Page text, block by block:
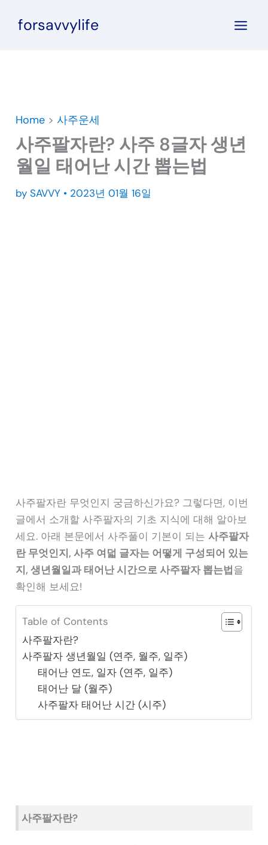
forsavvylife
Home >사주운세
사주팔자란? 사주 8글자 생년
월일 태어난 시간 뽑는법
by SAVVY • 2023년 01월 16일
사주팔자란 무엇인지 궁금하신가요? 그렇다면, 이번
글에서 소개할 사주팔자의 기초 지식에 대해 알아보
세요. 아래 본문에서 사주풀이 기본이 되는사주팔자
란 무엇인지, 사주 여덟 글자는 어떻게 구성되어 있는
지, 생년월일과 태어난 시간으로 사주팔자 뽑는법을
확인해 보세요!
Table of Contents
사주팔자란?
사주팔자 생년월일 (연주, 월주, 일주)
태어난 연도, 일자 (연주, 일주)
태어난 달 (월주)
사주팔자 태어난 시간 (시주)
사주팔자란?